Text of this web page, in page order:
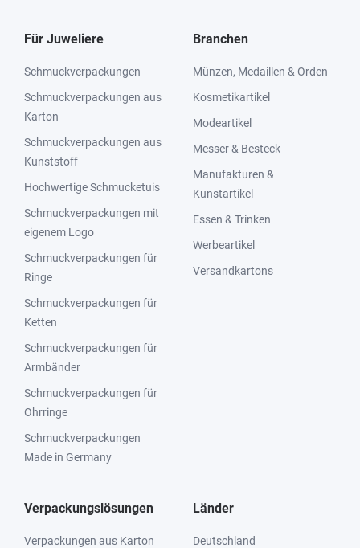
Für Juweliere
Schmuckverpackungen
Schmuckverpackungen aus
Karton
Schmuckverpackungen aus
Kunststoff
Hochwertige Schmucketuis
Schmuckverpackungen mit
eigenem Logo
Schmuckverpackungen für
Ringe
Schmuckverpackungen für
Ketten
Schmuckverpackungen für
Armbänder
Schmuckverpackungen für
Ohrringe
Schmuckverpackungen
Made in Germany
Branchen
Münzen, Medaillen & Orden
Kosmetikartikel
Modeartikel
Messer & Besteck
Manufakturen &
Kunstartikel
Essen & Trinken
Werbeartikel
Versandkartons
Verpackungslösungen
Verpackungen aus Karton
Länder
Deutschland